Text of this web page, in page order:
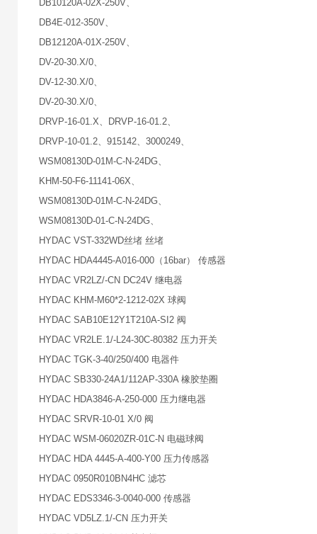
DB10120A-02X-250V、
DB4E-012-350V、
DB12120A-01X-250V、
DV-20-30.X/0、
DV-12-30.X/0、
DV-20-30.X/0、
DRVP-16-01.X、DRVP-16-01.2、
DRVP-10-01.2、915142、3000249、
WSM08130D-01M-C-N-24DG、
KHM-50-F6-11141-06X、
WSM08130D-01M-C-N-24DG、
WSM08130D-01-C-N-24DG、
HYDAC VST-332WD丝堵 丝堵
HYDAC HDA4445-A016-000（16bar） 传感器
HYDAC VR2LZ/-CN DC24V 继电器
HYDAC KHM-M60*2-1212-02X 球阀
HYDAC SAB10E12Y1T210A-SI2 阀
HYDAC VR2LE.1/-L24-30C-80382 压力开关
HYDAC TGK-3-40/250/400 电器件
HYDAC SB330-24A1/112AP-330A 橡胶垫圈
HYDAC HDA3846-A-250-000 压力继电器
HYDAC SRVR-10-01 X/0 阀
HYDAC WSM-06020ZR-01C-N 电磁球阀
HYDAC HDA 4445-A-400-Y00 压力传感器
HYDAC 0950R010BN4HC 滤芯
HYDAC EDS3346-3-0040-000 传感器
HYDAC VD5LZ.1/-CN 压力开关